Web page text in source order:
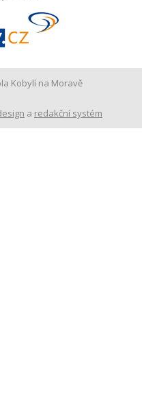
Kobylí na Moravě
a redakční systém